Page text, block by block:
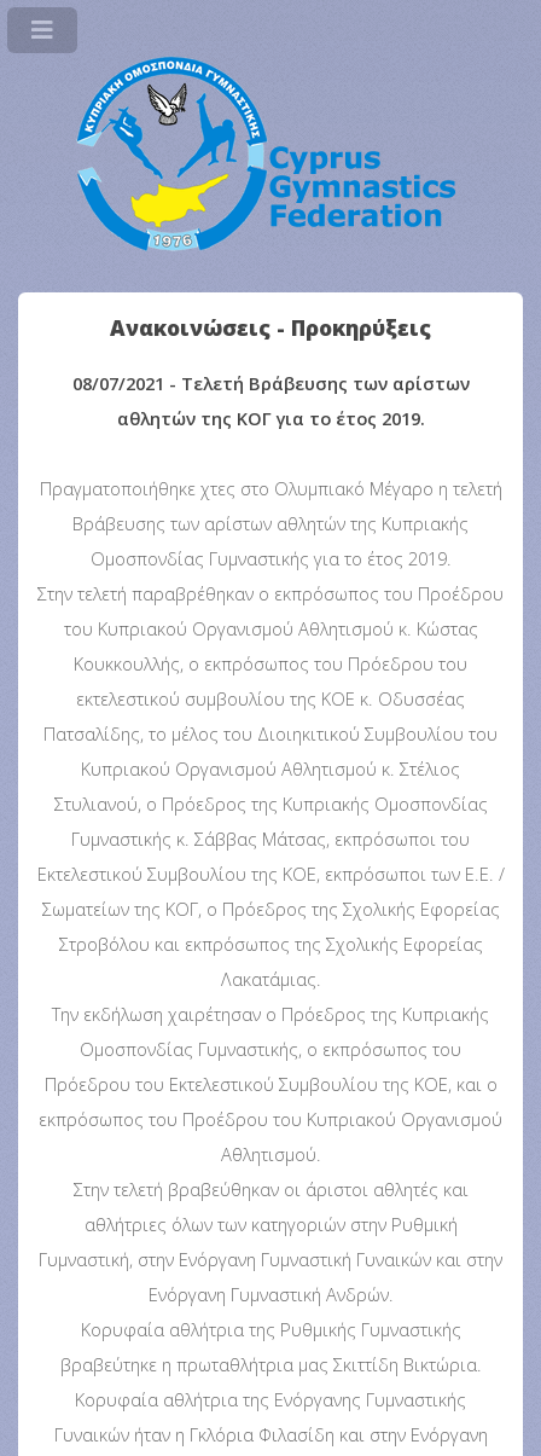
Ανακοινώσεις - Προκηρύξεις
08/07/2021 - Τελετή Βράβευσης των αρίστων
αθλητών της ΚΟΓ για το έτος 2019.
Πραγματοποιήθηκε χτες στο Ολυμπιακό Μέγαρο η τελετή
Βράβευσης των αρίστων αθλητών της Κυπριακής
Ομοσπονδίας Γυμναστικής για το έτος 2019.
Στην τελετή παραβρέθηκαν ο εκπρόσωπος του Προέδρου
του Κυπριακού Οργανισμού Αθλητισμού κ. Κώστας
Κουκκουλλής, ο εκπρόσωπος του Πρόεδρου του
εκτελεστικού συμβουλίου της ΚΟΕ κ. Οδυσσέας
Πατσαλίδης, το μέλος του Διοιηκιτικού Συμβουλίου του
Κυπριακού Οργανισμού Αθλητισμού κ. Στέλιος
Στυλιανού, ο Πρόεδρος της Κυπριακής Ομοσπονδίας
Γυμναστικής κ. Σάββας Μάτσας, εκπρόσωποι του
Εκτελεστικού Συμβουλίου της ΚΟΕ, εκπρόσωποι των Ε.Ε. /
Σωματείων της ΚΟΓ, ο Πρόεδρος της Σχολικής Εφορείας
Στροβόλου και εκπρόσωπος της Σχολικής Εφορείας
Λακατάμιας.
Την εκδήλωση χαιρέτησαν ο Πρόεδρος της Κυπριακής
Ομοσπονδίας Γυμναστικής, ο εκπρόσωπος του
Πρόεδρου του Εκτελεστικού Συμβουλίου της ΚΟΕ, και ο
εκπρόσωπος του Προέδρου του Κυπριακού Οργανισμού
Αθλητισμού.
Στην τελετή βραβεύθηκαν οι άριστοι αθλητές και
αθλήτριες όλων των κατηγοριών στην Ρυθμική
Γυμναστική, στην Ενόργανη Γυμναστική Γυναικών και στην
Ενόργανη Γυμναστική Ανδρών.
Κορυφαία αθλήτρια της Ρυθμικής Γυμναστικής
βραβεύτηκε η πρωταθλήτρια μας Σκιττίδη Βικτώρια.
Κορυφαία αθλήτρια της Ενόργανης Γυμναστικής
Γυναικών ήταν η Γκλόρια Φιλασίδη και στην Ενόργανη